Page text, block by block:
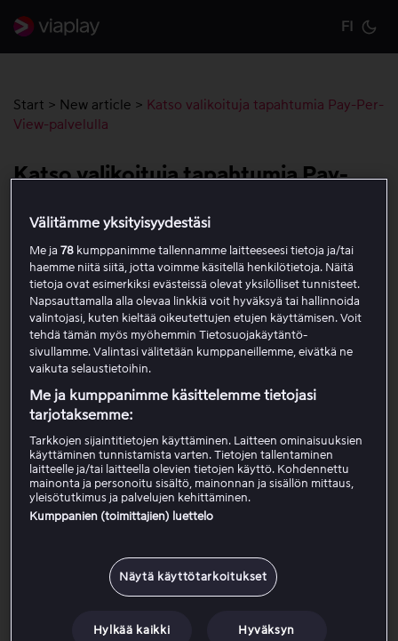
FI
Start > New article > Katso valikoituja tapahtumia Pay-Per-
View-palvelulla
Katso valikoituja tapahtumia Pay-
Tiettyjä urheilulähetyksiä ja tapahtumia voi katsoa
maksamalla yksittäisestä tapahtumasta, eli Pay-Per-
View (PPV) -palvelun kautta.
Jotta voit ostaa PPV-tapahtuman, tarvitset:
Rekisteröidyn maksutavan tililläsi
Sinun
Kertaluonteisissa ostoksissa, kuten PPV-tapahtumissa,
sallitaan vain yksi samanaikainen toisto tiliä kohden.
Tulevat PPV-tapahtumat
Välitämme yksityisyydestäsi
Me ja78 kumppanimme tallennamme laitteeseesi tietoja ja/tai
haemme niitä siitä, jotta voimme käsitellä henkilötietoja. Näitä
tietoja ovat esimerkiksi evästeissä olevat yksilölliset tunnisteet.
Napsauttamalla alla olevaa linkkiä voit hyväksyä tai hallinnoida
valintojasi, kuten kieltää oikeutettujen etujen käyttämisen. Voit
tehdä tämän myös myöhemmin Tietosuojakäytäntö-
sivullamme. Valintasi välitetään kumppaneillemme, eivätkä ne
vaikuta selaustietoihin.
Me ja kumppanimme käsittelemme tietojasi
tarjotaksemme:
Tarkkojen sijaintitietojen käyttäminen. Laitteen ominaisuuksien
käyttäminen tunnistamista varten. Tietojen tallentaminen
laitteelle ja/tai laitteella olevien tietojen käyttö. Kohdennettu
mainonta ja personoitu sisältö, mainonnan ja sisällön mittaus,
yleisötutkimus ja palvelujen kehittäminen.
Kumppanien (toimittajien) luettelo
Näytä käyttötarkoitukset
Hylkää kaikki Hyväksyn